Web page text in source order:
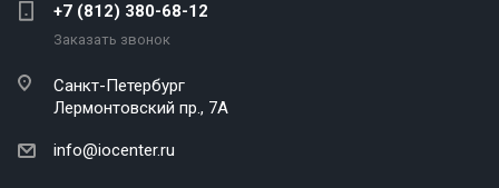
+7 (812) 380-68-12
Заказать звонок
Санкт-Петербург
Лермонтовский пр., 7А
info@iocenter.ru